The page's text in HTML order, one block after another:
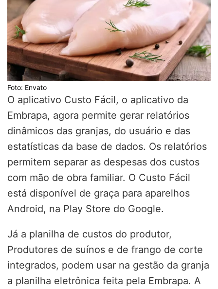
Foto: Envato
O aplicativo Custo Fácil, o aplicativo da
Embrapa, agora permite gerar relatórios
dinâmicos das granjas, do usuário e das
estatísticas da base de dados. Os relatórios
permitem separar as despesas dos custos
com mão de obra familiar. O Custo Fácil
está disponível de graça para aparelhos
Android, na Play Store do Google.
Já a planilha de custos do produtor,
Produtores de suínos e de frango de corte
integrados, podem usar na gestão da granja
a planilha eletrônica feita pela Embrapa. A